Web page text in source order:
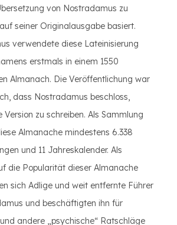
von Nostradamus zu
seiner Originalausgabe basiert.
verwendete diese Lateinisierung
erstmals in einem 1550
Almanach. Die Veröffentlichung war
dass Nostradamus beschloss,
Version zu schreiben. Als Sammlung
Almanache mindestens 6.338
und 11 Jahreskalender. Als
die Popularität dieser Almanache
sich Adlige und weit entfernte Führer
und beschäftigten ihn für
andere „psychische“ Ratschläge